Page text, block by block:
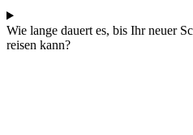
Wie lan­ge dau­ert es, bis Ihr neu­er
rei­sen kann?